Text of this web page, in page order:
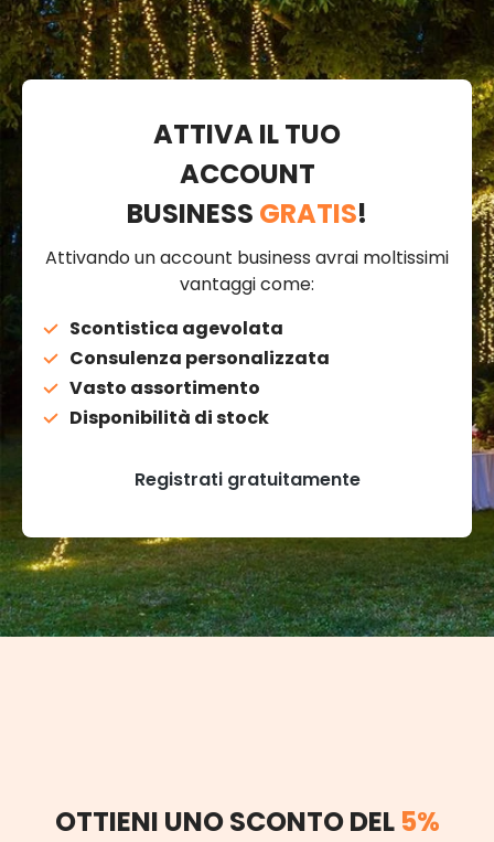
ATTIVA IL TUO
ACCOUNT
BUSINESS GRATIS!
Attivando un account business avrai moltissimi
vantaggi come:
Scontistica agevolata
Consulenza personalizzata
Vasto assortimento
Disponibilità di stock
Registrati gratuitamente
OTTIENI UNO SCONTO DEL 5%